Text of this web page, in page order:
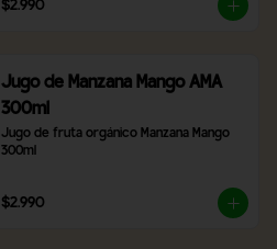
$2.990
Jugo de Manzana Mango AMA
300ml
Jugo de fruta orgánico Manzana Mango
300ml
$2.990